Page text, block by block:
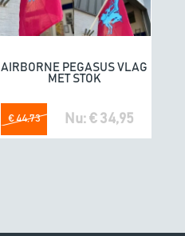
omdat
In winkelwagen
AIRBORNE PEGASUS VLAG
MET STOK
€ 44,73 Nu: € 34,95